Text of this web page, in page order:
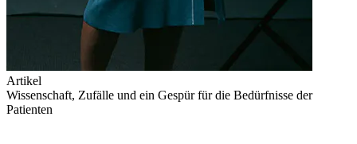
Artikel
Wissenschaft, Zufälle und ein Gespür für die Bedürfnisse der
Patienten